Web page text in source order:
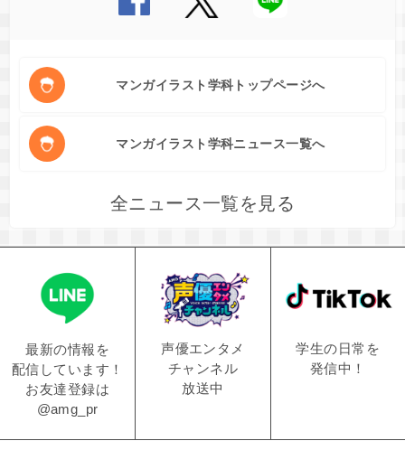
マンガイラスト学科トップページへ
マンガイラスト学科ニュース一覧へ
全ニュース一覧を見る
最新の情報を
配信しています！
お友達登録は
@amg_pr
声優エンタメ
チャンネル
放送中
学生の日常を
発信中！